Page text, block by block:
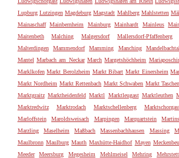
Lupburg Lutzingen Magdeburg Magstadt Mahlberg Mahlstetten
Mainaschaff Mainbernheim Mainburg Mainhardt Mainleus
Maitenbeth
Malching Malgersdorf Mallersdorf-Pfaffenberg
Malterdingen
Mammendorf Mamming Manching Mandelbachtal
Mantel Marbach am Neckar March Margetshöchheim
Marklkofen Markt Berolzheim Markt Bibart Markt Einersheim
Markt Nordheim Markt Rettenbach Markt Schwaben Markt
Marktgraitz Marktheidenfeld Marktl Marktleugast Marktleuthen
Marktredwitz
Marktrodach Marktschellenberg
Marloffstein
Maroldsweisach Marpingen Marquartstein
Marzling
Maselheim Maßbach Massenbachhausen Massing
Maulbronn Maulburg Mauth Maxhütte-Haidhof Mayen
Meeder
Meersburg Megesheim Mehlmeisel Mehring